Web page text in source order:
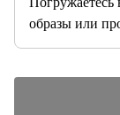
образы или